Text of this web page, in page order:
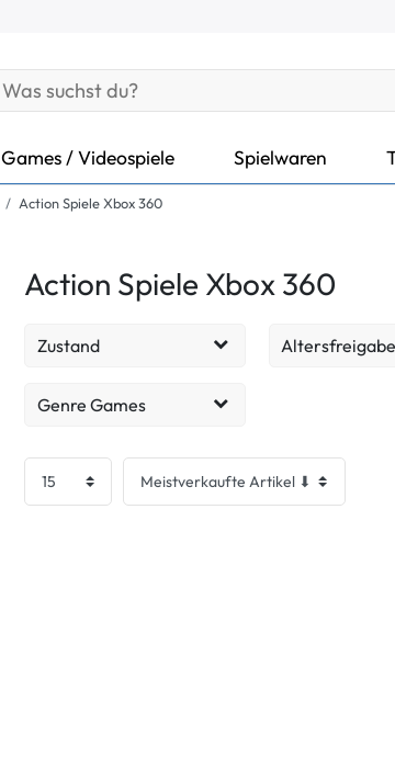
Games / Videospiele Spielwaren
Action Spiele Xbox 360
Action Spiele Xbox 360
Zustand Altersfreigabe
ab 12 Jahren
Genre Games